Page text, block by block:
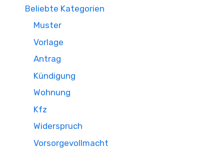
Beliebte Kategorien
Muster
Vorlage
Antrag
Kündigung
Wohnung
Kfz
Widerspruch
Vorsorgevollmacht